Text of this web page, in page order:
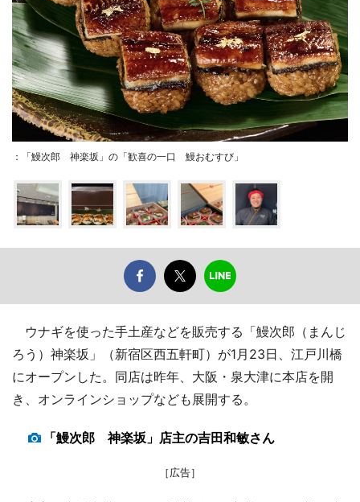
：「鰻次郎 神楽坂」の「歓喜の一口 鰻おむすび」
ウナギを使った手土産などを販売する「鰻次郎（まんじ
ろう）神楽坂」（新宿区西五軒町）が1月23日、江戸川橋
にオープンした。同店は昨年、大阪・泉大津に本店を開
き、オンラインショップなども展開する。
「鰻次郎 神楽坂」店主の吉田和敏さん
［広告］